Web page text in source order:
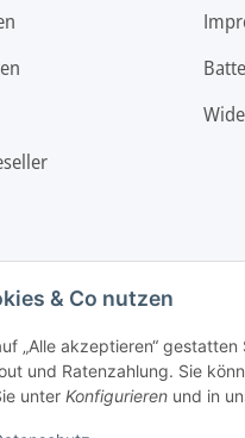
& Co nutzen
„Alle akzeptieren“
und Ratenzahlung. Sie
unter Konfigurieren und in
USt., zzgl.